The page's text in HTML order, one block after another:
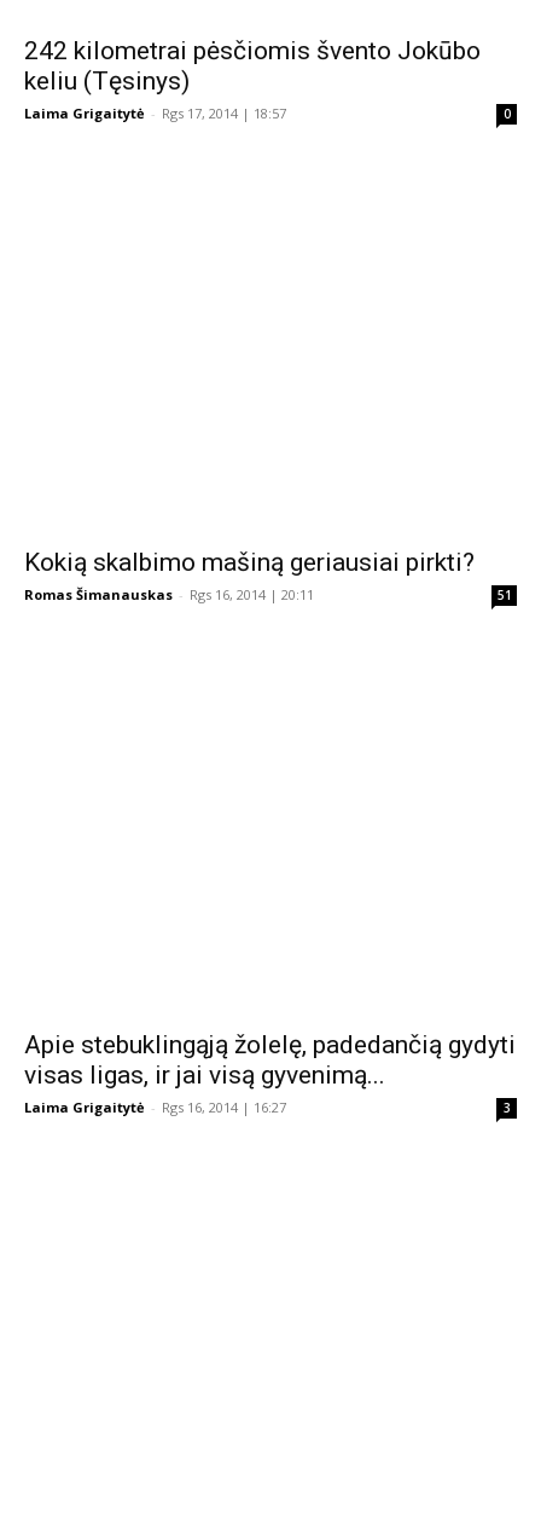
242 kilometrai pėsčiomis švento Jokūbo
keliu (Tęsinys)
Laima Grigaitytė - Rgs 17, 2014 | 18:57 0
Kokią skalbimo mašiną geriausiai pirkti?
Romas Šimanauskas - Rgs 16, 2014 | 20:11 51
Apie stebuklingąją žolelę, padedančią gydyti
visas ligas, ir jai visą gyvenimą...
Laima Grigaitytė - Rgs 16, 2014 | 16:27 3